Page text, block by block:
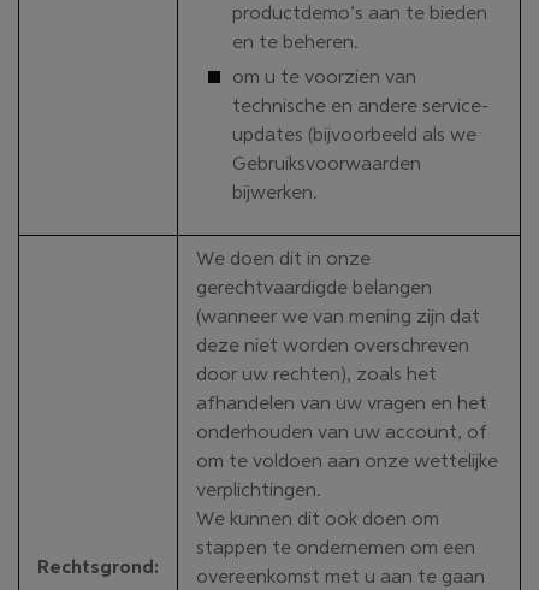
productdemo’s aan te bieden
en te beheren.
om u te voorzien van
technische en andere service-
updates (bijvoorbeeld als we
Gebruiksvoorwaarden
bijwerken.
Rechtsgrond:
We doen dit in onze
gerechtvaardigde belangen
(wanneer we van mening zijn dat
deze niet worden overschreven
door uw rechten), zoals het
afhandelen van uw vragen en het
onderhouden van uw account, of
om te voldoen aan onze wettelijke
verplichtingen.
We kunnen dit ook doen om
stappen te ondernemen om een
overeenkomst met u aan te gaan